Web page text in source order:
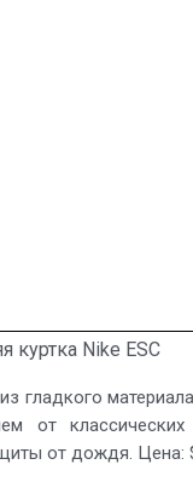
куртка Nike ESC
гладкого
от
от дождя. Цена: